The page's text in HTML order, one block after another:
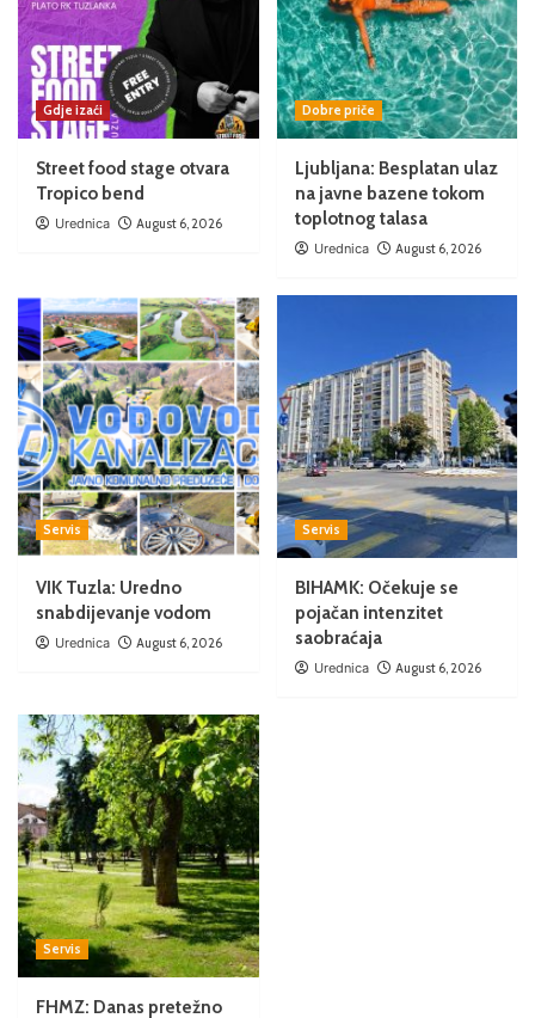
Gdje izaći
Street food stage otvara
Tropico bend
Urednica August 6, 2026
Dobre priče
Ljubljana: Besplatan ulaz
na javne bazene tokom
toplotnog talasa
Urednica August 6, 2026
Servis
VIK Tuzla: Uredno
snabdijevanje vodom
Urednica August 6, 2026
Servis
BIHAMK: Očekuje se
pojačan intenzitet
saobraćaja
Urednica August 6, 2026
Servis
FHMZ: Danas pretežno